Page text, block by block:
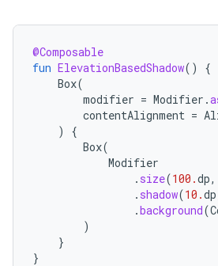
@Composable
fun ElevationBasedShadow()
{
Box(
modifier = Modifier .
contentAlignment =
)
{
Box(
Modifier
. size(100.dp,
. shadow(10.dp
.background(
)
}
}